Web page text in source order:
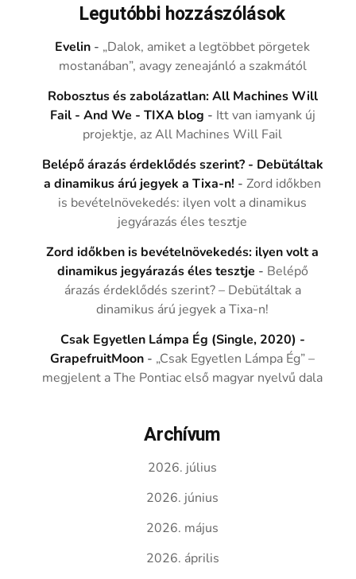
Legutóbbi hozzászólások
Evelin - „Dalok, amiket a legtöbbet pörgetek
mostanában”, avagy zeneajánló a szakmától
Robosztus és zabolázatlan: All Machines Will
Fail - And We - TIXA blog - Itt van iamyank új
projektje, az All Machines Will Fail
Belépő árazás érdeklődés szerint? - Debütáltak
a dinamikus árú jegyek a Tixa-n! -Zord időkben
is bevételnövekedés: ilyen volt a dinamikus
jegyárazás éles tesztje
Zord időkben is bevételnövekedés: ilyen volt a
dinamikus jegyárazás éles tesztje - Belépő
árazás érdeklődés szerint? – Debütáltak a
dinamikus árú jegyek a Tixa-n!
Csak Egyetlen Lámpa Ég (Single, 2020) -
GrapefruitMoon - „Csak Egyetlen Lámpa Ég” –
megjelent a The Pontiac első magyar nyelvű dala
Archívum
2026. július
2026. június
2026. május
2026. április